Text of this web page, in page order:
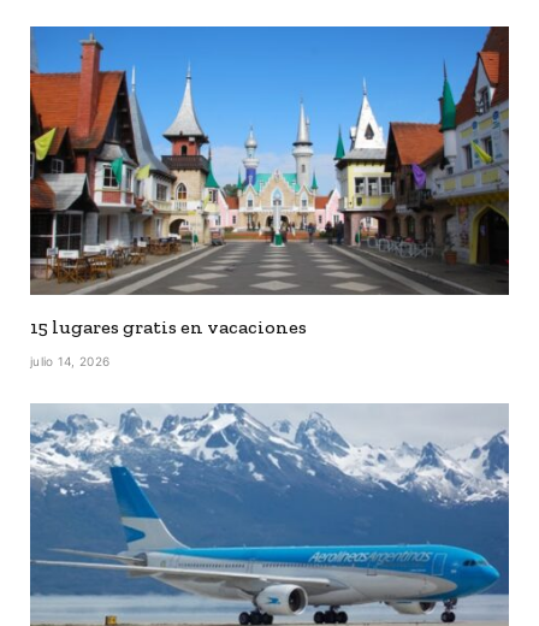
15 lugares gratis en vacaciones
julio 14, 2026